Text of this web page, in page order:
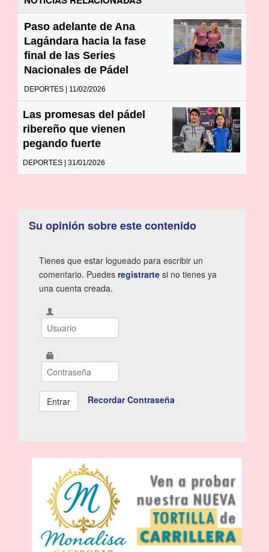
Paso adelante de Ana
Lagándara hacia la fase
final de las Series
Nacionales de Pádel
DEPORTES | 11/02/2026
Las promesas del pádel
ribereño que vienen
pegando fuerte
DEPORTES | 31/01/2026
Su opinión sobre este contenido
Tienes que estar logueado para escribir un
comentario. Puedes registrarte si no tienes ya
una cuenta creada.
Recordar Contraseña